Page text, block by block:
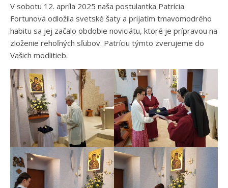
V sobotu 12. apríla 2025 naša postulantka Patrícia
Fortunová odložila svetské šaty a prijatím tmavomodrého
habitu sa jej začalo obdobie noviciátu, ktoré je prípravou na
zloženie rehoľných sľubov. Patríciu týmto zverujeme do
Vašich modlitieb.